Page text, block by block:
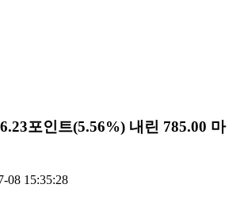
포인트(5.56%) 내린 785.00 마
08 15:35:28